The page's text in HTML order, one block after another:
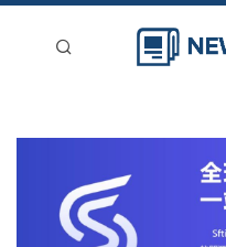
登入
刊登